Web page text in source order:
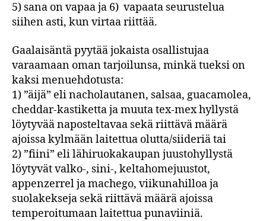
5) sana on vapaa ja 6) vapaata seurustelua
siihen asti, kun virtaa riittää.
Gaalaisäntä pyytää jokaista osallistujaa
varaamaan oman tarjoilunsa, minkä tueksi on
kaksi menuehdotusta:
1) ”äijä” eli nacholautanen, salsaa, guacamolea,
cheddar-kastiketta ja muuta tex-mex hyllystä
löytyvää naposteltavaa sekä riittävä määrä
ajoissa kylmään laitettua olutta/siideriä tai
2) ”fiini” eli lähiruokakaupan juustohyllystä
löytyvät valko-, sini-, keltahomejuustot,
appenzerrel ja machego, viikunahilloa ja
suolakekseja sekä riittävä määrä ajoissa
temperoitumaan laitettua punaviiniä.